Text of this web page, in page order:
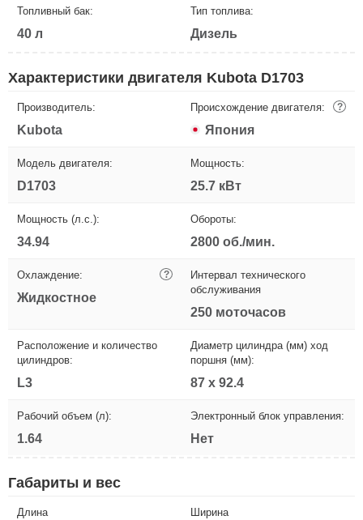
Топливный бак:
40 л
Тип топлива:
Дизель
Характеристики двигателя Kubota D1703
Производитель:
Kubota
Происхождение двигателя: ?
Япония
Модель двигателя:
D1703
Мощность:
25.7 кВт
Мощность (л.с.):
34.94
Обороты:
2800 об./мин.
Охлаждение: ?
Жидкостное
Интервал технического
обслуживания
250 моточасов
Расположение и количество
цилиндров:
L3
Диаметр цилиндра (мм) ход
поршня (мм):
87 х 92.4
Рабочий объем (л):
1.64
Электронный блок управления:
Нет
Габариты и вес
Длина Ширина